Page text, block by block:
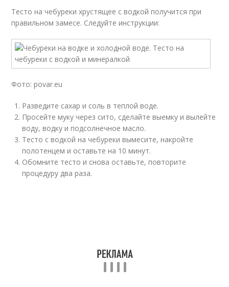
Тесто на чебуреки хрустящее с водкой получится при
правильном замесе. Следуйте инструкции:
Фото: povar.eu
Разведите сахар и соль в теплой воде.
Просейте муку через сито, сделайте выемку и вылейте
воду, водку и подсолнечное масло.
Тесто с водкой на чебуреки вымесите, накройте
полотенцем и оставьте на 10 минут.
Обомните тесто и снова оставьте, повторите
процедуру два раза.